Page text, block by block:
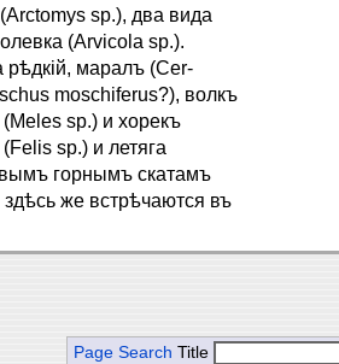
sp.), два вида
(Arvicola sp.).
маралъ (Cer-
moschiferus?), волкъ
sp.) и хорекъ
sp.) и летяга
горнымъ скатамъ
же встрѣчаются въ
Page Search Title